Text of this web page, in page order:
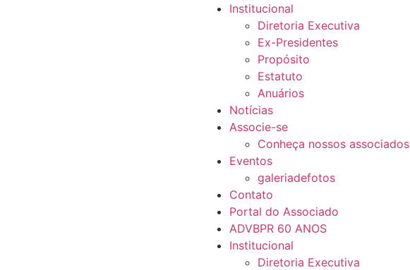
Institucional
Diretoria Executiva
Ex-Presidentes
Propósito
Estatuto
Anuários
Notícias
Associe-se
Conheça nossos associados
Eventos
galeriadefotos
Contato
Portal do Associado
ADVBPR 60 ANOS
Institucional
Diretoria Executiva